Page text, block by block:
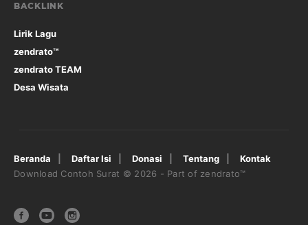
BACKLINK
Lirik Lagu
zendrato™
zendrato TEAM
Desa Wisata
Beranda Daftar Isi Donasi Tentang
Kontak
Download Contoh Surat © 2026 - Part of zendrato™